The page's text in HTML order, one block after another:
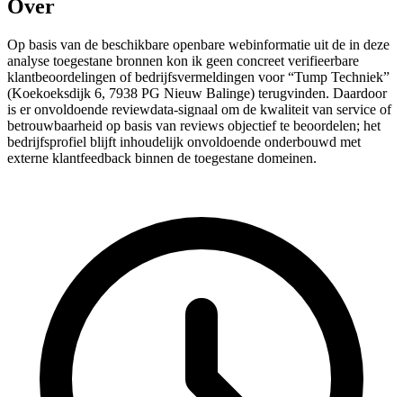
Over
Op basis van de beschikbare openbare webinformatie uit de in deze
analyse toegestane bronnen kon ik geen concreet verifieerbare
klantbeoordelingen of bedrijfsvermeldingen voor “Tump Techniek”
(Koekoeksdijk 6, 7938 PG Nieuw Balinge) terugvinden. Daardoor
is er onvoldoende reviewdata-signaal om de kwaliteit van service of
betrouwbaarheid op basis van reviews objectief te beoordelen; het
bedrijfsprofiel blijft inhoudelijk onvoldoende onderbouwd met
externe klantfeedback binnen de toegestane domeinen.